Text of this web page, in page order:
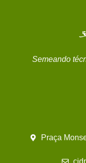
Semeando
Praça